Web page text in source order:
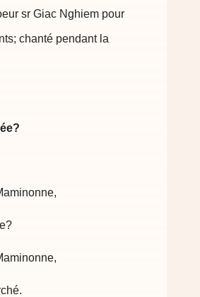
sr Giac Nghiem pour
chanté pendant la